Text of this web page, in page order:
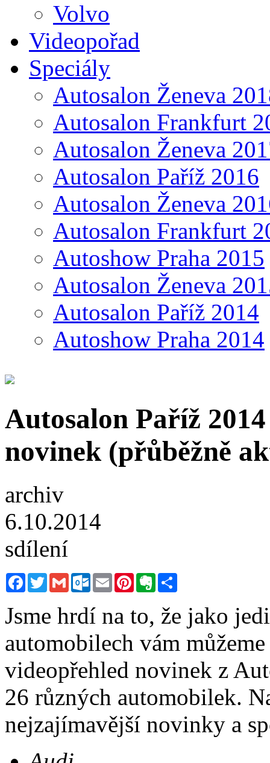
Volvo
Videopořad
Speciály
Autosalon Ženeva
Autosalon Frankfurt
Autosalon Ženeva
Autosalon Paříž 2016
Autosalon Ženeva
Autosalon Frankfurt
Autoshow Praha 2015
Autosalon Ženeva
Autosalon Paříž 2014
Autoshow Praha 2014
Autosalon Paříž
novinek (přůběžně
archiv
6.10.2014
sdílení
FacebookTwitterGmail Outlook.com
Email PinterestEvernote
Jsme hrdí na to, že jako
automobilech vám
videopřehled novinek z
26 různých automobilek.
nejzajímavější novinky a